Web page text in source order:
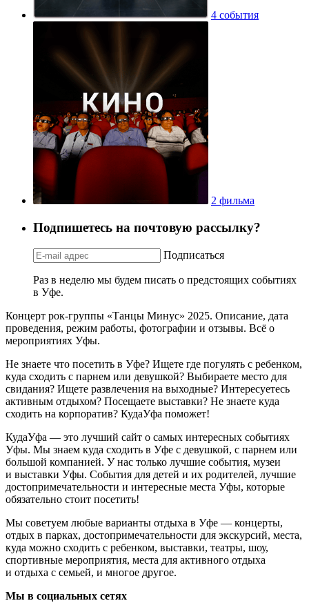
4 события
2 фильма
Подпишетесь на почтовую рассылку?
Подписаться
Раз в неделю мы будем писать о предстоящих событиях
в Уфе.
Концерт рок-группы «Танцы Минус» 2025. Описание, дата
проведения, режим работы, фотографии и отзывы. Всё о
мероприятиях Уфы.
Не знаете что посетить в Уфе? Ищете где погулять с ребенком,
куда сходить с парнем или девушкой? Выбираете место для
свидания? Ищете развлечения на выходные? Интересуетесь
активным отдыхом? Посещаете выставки? Не знаете куда
сходить на корпоратив? КудаУфа поможет!
КудаУфа — это лучший сайт о самых интересных событиях
Уфы. Мы знаем куда сходить в Уфе с девушкой, с парнем или
большой компанией. У нас только лучшие события, музеи
и выставки Уфы. События для детей и их родителей, лучшие
достопримечательности и интересные места Уфы, которые
обязательно стоит посетить!
Мы советуем любые варианты отдыха в Уфе — концерты,
отдых в парках, достопримечательности для экскурсий, места,
куда можно сходить с ребенком, выставки, театры, шоу,
спортивные мероприятия, места для активного отдыха
и отдыха с семьей, и многое другое.
Мы в социальных сетях